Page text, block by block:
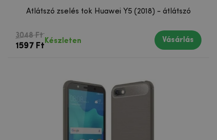
Átlátszó zselés tok Huawei Y5 (2018) - átlátszó
3048 Ft
1597 Ft
Készleten Vásárlás